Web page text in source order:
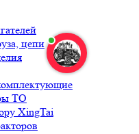
цепи
ТО
XingTai